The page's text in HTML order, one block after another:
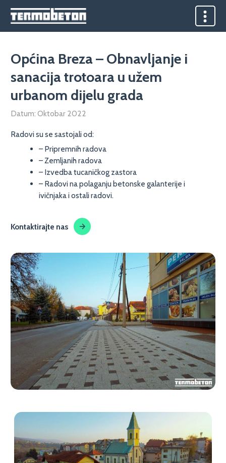
Općina Breza – Obnavljanje i
sanacija trotoara u užem
urbanom dijelu grada
Datum: Oktobar 2022
Radovi su se sastojali od:
– Pripremnih radova
– Zemljanih radova
– Izvedba tucaničkog zastora
– Radovi na polaganju betonske galanterije i
ivičnjaka i ostali radovi.
Kontaktirajte nas